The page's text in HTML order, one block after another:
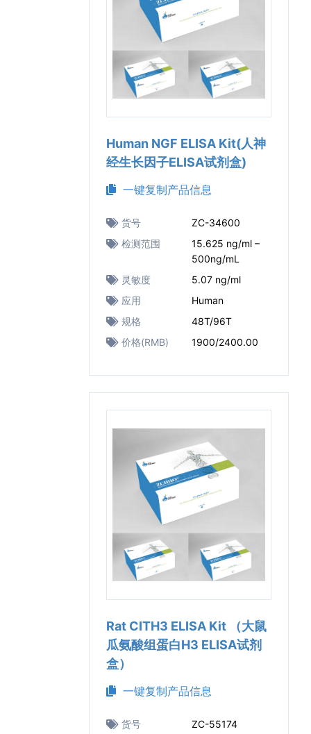
Human NGF ELISA Kit(人神
经生长因子ELISA试剂盒)
一键复制产品信息
货号
ZC-34600
检测范围
15.625 ng/ml –
500ng/mL
灵敏度
5.07 ng/ml
应用
Human
规格
48T/96T
价格(RMB)
1900/2400.00
Rat CITH3 ELISA Kit （大鼠
瓜氨酸组蛋白H3 ELISA试剂
盒）
一键复制产品信息
货号
ZC-55174